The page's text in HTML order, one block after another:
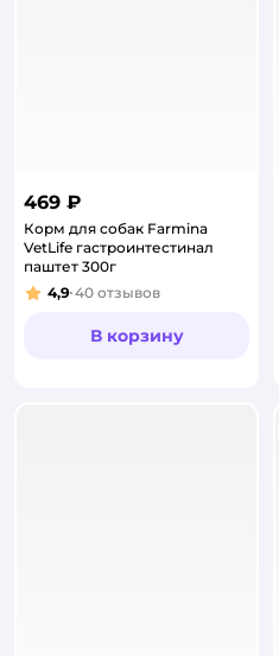
469 ₽
Корм для собак Farmina
VetLife гастроинтестинал
паштет 300г
Рейтинг:
4,9 40 отзывов
В корзину